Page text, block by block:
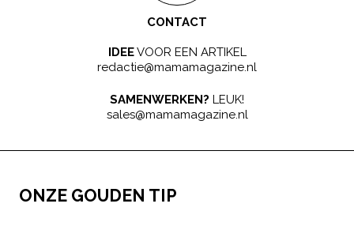
CONTACT
IDEEVOOR EEN ARTIKEL
redactie@mamamagazine.nl
SAMENWERKEN? LEUK!
sales@mamamagazine.nl
ONZE GOUDEN TIP